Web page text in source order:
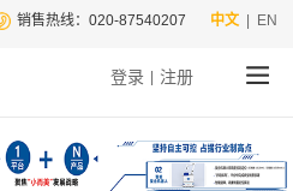
| EN
中文
销售热线：020-87540207
登录 注册